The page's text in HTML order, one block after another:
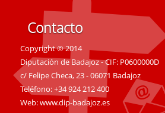
Contacto
Copyright © 2014
Diputación de Badajoz - CIF: P0600000D
c/ Felipe Checa, 23 - 06071 Badajoz
Teléfono: +34 924 212 400
Web:www.dip-badajoz.es